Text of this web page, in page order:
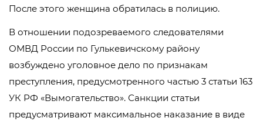
После этого женщина обратилась в полицию.
В отношении подозреваемого следователями
ОМВД России по Гулькевичскому району
возбуждено уголовное дело по признакам
преступления, предусмотренного частью 3 статьи 163
УК РФ «Вымогательство». Санкции статьи
предусматривают максимальное наказание в виде